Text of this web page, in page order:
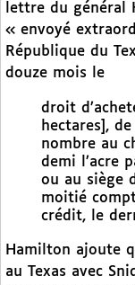
lettre du général
« envoyé
République du
douze mois le
droit
hectares],
nombre au
demi l’acre
ou au siège
moitié
crédit, le
Hamilton ajoute
au Texas avec